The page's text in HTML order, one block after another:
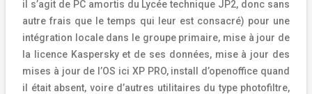
il s’agit de PC amortis du Lycée technique JP2, donc sans
autre frais que le temps qui leur est consacré) pour une
intégration locale dans le groupe primaire, mise à jour de
la licence Kaspersky et de ses données, mise à jour des
mises à jour de l’OS ici XP PRO, install d’openoffice quand
il était absent, voire d’autres utilitaires du type photofiltre,